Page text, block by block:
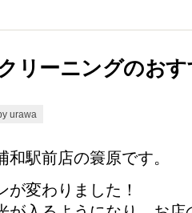
ーニングのおす
by urawa
和駅前店の簑原です。
が変わりました！